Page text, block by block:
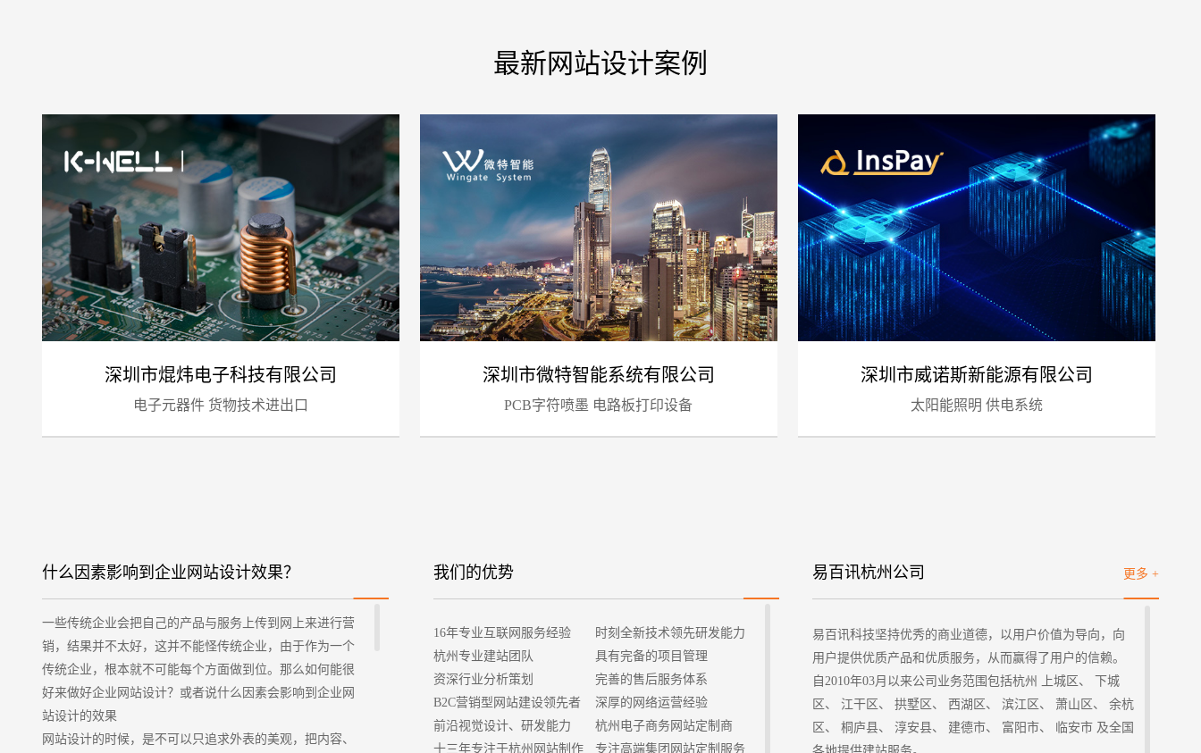
最新网站设计案例
深圳市焜炜电子科技有限公司
电子元器件 货物技术进出口
深圳市微特智能系统有限公司
PCB字符喷墨 电路板打印设备
深圳市威诺斯新能源有限公司
太阳能照明 供电系统
什么因素影响到企业网站设计效果？
一些传统企业会把自己的产品与服务上传到网上来进行营
销，结果并不太好，这并不能怪传统企业，由于作为一个
传统企业，根本就不可能每个方面做到位。那么如何能很
好来做好企业网站设计？或者说什么因素会影响到企业网
站设计的效果
网站设计的时候，是不可以只追求外表的美观，把内容、
我们的优势
16年专业互联网服务经验
杭州专业建站团队
资深行业分析策划
B2C营销型网站建设领先者
前沿视觉设计、研发能力
十三年专注于杭州网站制作
时刻全新技术领先研发能力
具有完备的项目管理
完善的售后服务体系
深厚的网络运营经验
杭州电子商务网站定制商
专注高端集团网站定制服务
更多 +
易百讯杭州公司
易百讯科技坚持优秀的商业道德，以用户价值为导向，向
用户提供优质产品和优质服务，从而赢得了用户的信赖。
自2010年03月以来公司业务范围包括杭州 上城区、 下城
区、 江干区、 拱墅区、 西湖区、 滨江区、 萧山区、 余杭
区、 桐庐县、 淳安县、 建德市、 富阳市、 临安市 及全国
您的预算 1万-3万 3万-5万 8万以上